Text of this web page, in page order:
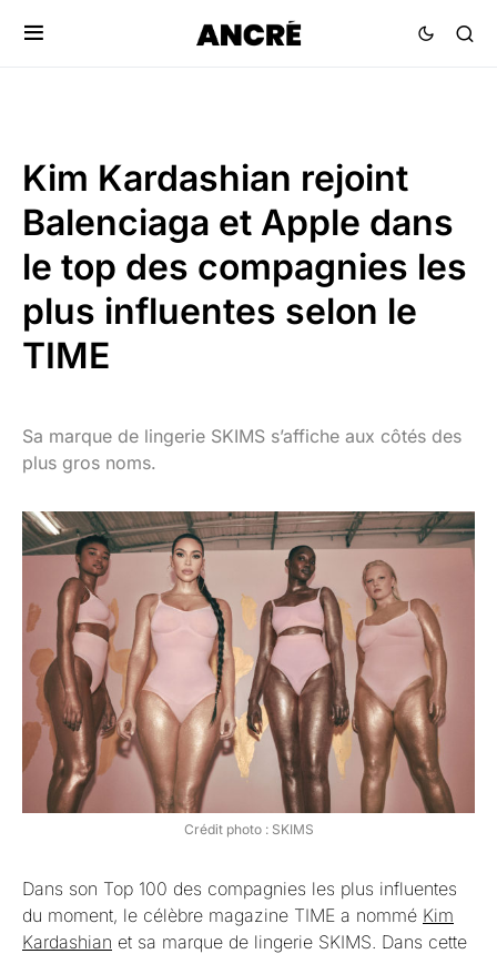
Kim Kardashian rejoint
Balenciaga et Apple dans
le top des compagnies les
plus influentes selon le
TIME
Sa marque de lingerie SKIMS s’affiche aux côtés des
plus gros noms.
Crédit photo : SKIMS
Dans son Top 100 des compagnies les plus influentes
du moment, le célèbre magazine TIME a nommé Kim
Kardashian et sa marque de lingerie SKIMS. Dans cette